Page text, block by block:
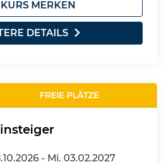
MERKEN
DETAILS
FREIE PLÄTZE
- Mi. 03.02.2027